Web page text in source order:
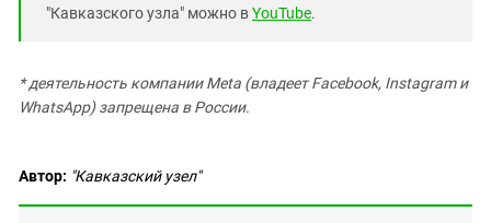
"Кавказского узла" можно вYouTube.
* деятельность компании Meta (владеет Facebook, Instagram и
WhatsApp) запрещена в России.
Автор: "Кавказский узел"